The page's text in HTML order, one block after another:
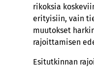
rikoksia
erityisiin, vain
muutokset
rajoittamisen
Esitutkinnan